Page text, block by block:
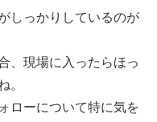
しっかりしているのが
、現場に入ったらほっ
。
ローについて特に気を